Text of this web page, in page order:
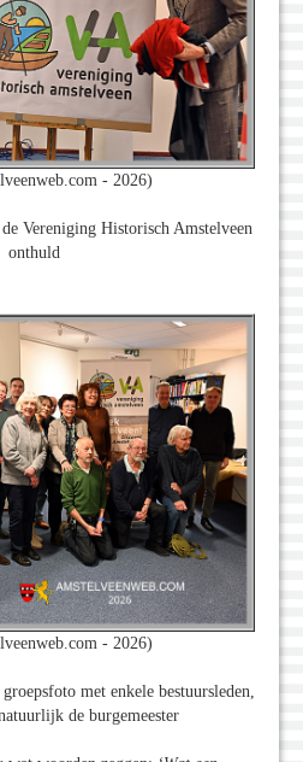
- 2026)
Vereniging Historisch Amstelveen
onthuld
- 2026)
met enkele bestuursleden,
de burgemeester